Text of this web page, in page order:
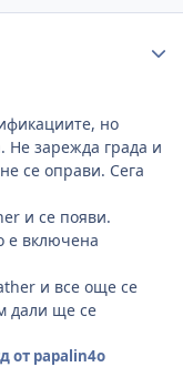
но
Не зарежда града и
се оправи. Сега
и се появи.
е включена
и все още се
дали ще се
от papalin4o